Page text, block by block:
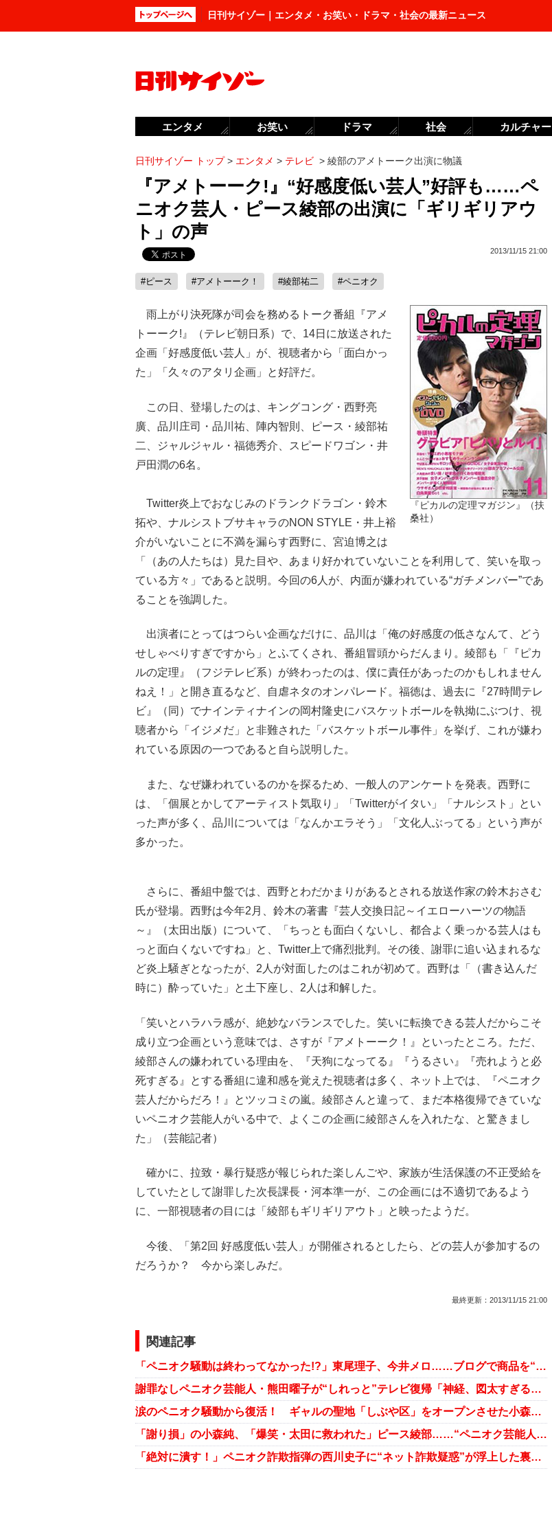
日刊サイゾー｜エンタメ・お笑い・ドラマ・社会の最新ニュース
日刊サイゾー トップ> エンタメ > テレビ > 綾部のアメトーーク出演に物議
『アメトーーク!』“好感度低い芸人”好評も……ペ
ニオク芸人・ピース綾部の出演に「ギリギリアウ
ト」の声
2013/11/15 21:00
#ピース #アメトーーク！ #綾部祐二 #ペニオク
『ピカルの定理マガジン』（扶
桑社）
雨上がり決死隊が司会を務めるトーク番組『アメ
トーーク!』（テレビ朝日系）で、14日に放送された
企画「好感度低い芸人」が、視聴者から「面白かっ
た」「久々のアタリ企画」と好評だ。
この日、登場したのは、キングコング・西野亮
廣、品川庄司・品川祐、陣内智則、ピース・綾部祐
二、ジャルジャル・福徳秀介、スピードワゴン・井
戸田潤の6名。
Twitter炎上でおなじみのドランクドラゴン・鈴木
拓や、ナルシストブサキャラのNON STYLE・井上裕
介がいないことに不満を漏らす西野に、宮迫博之は
「（あの人たちは）見た目や、あまり好かれていないことを利用して、笑いを取っ
ている方々」であると説明。今回の6人が、内面が嫌われている“ガチメンバー”であ
ることを強調した。
出演者にとってはつらい企画なだけに、品川は「俺の好感度の低さなんて、どう
せしゃべりすぎですから」とふてくされ、番組冒頭からだんまり。綾部も「『ピカ
ルの定理』（フジテレビ系）が終わったのは、僕に責任があったのかもしれません
ねえ！」と開き直るなど、自虐ネタのオンパレード。福徳は、過去に『27時間テレ
ビ』（同）でナインティナインの岡村隆史にバスケットボールを執拗にぶつけ、視
聴者から「イジメだ」と非難された「バスケットボール事件」を挙げ、これが嫌わ
れている原因の一つであると自ら説明した。
また、なぜ嫌われているのかを探るため、一般人のアンケートを発表。西野に
は、「個展とかしてアーティスト気取り」「Twitterがイタい」「ナルシスト」とい
った声が多く、品川については「なんかエラそう」「文化人ぶってる」という声が
多かった。
さらに、番組中盤では、西野とわだかまりがあるとされる放送作家の鈴木おさむ
氏が登場。西野は今年2月、鈴木の著書『芸人交換日記～イエローハーツの物語
～』（太田出版）について、「ちっとも面白くないし、都合よく乗っかる芸人はも
っと面白くないですね」と、Twitter上で痛烈批判。その後、謝罪に追い込まれるな
ど炎上騒ぎとなったが、2人が対面したのはこれが初めて。西野は「（書き込んだ
時に）酔っていた」と土下座し、2人は和解した。
「笑いとハラハラ感が、絶妙なバランスでした。笑いに転換できる芸人だからこそ
成り立つ企画という意味では、さすが『アメトーーク！』といったところ。ただ、
綾部さんの嫌われている理由を、『天狗になってる』『うるさい』『売れようと必
死すぎる』とする番組に違和感を覚えた視聴者は多く、ネット上では、『ペニオク
芸人だからだろ！』とツッコミの嵐。綾部さんと違って、まだ本格復帰できていな
いペニオク芸能人がいる中で、よくこの企画に綾部さんを入れたな、と驚きまし
た」（芸能記者）
確かに、拉致・暴行疑惑が報じられた楽しんごや、家族が生活保護の不正受給を
していたとして謝罪した次長課長・河本準一が、この企画には不適切であるよう
に、一部視聴者の目には「綾部もギリギリアウト」と映ったようだ。
今後、「第2回 好感度低い芸人」が開催されるとしたら、どの芸人が参加するの
だろうか？ 今から楽しみだ。
最終更新： 2013/11/15 21:00
関連記事
「ペニオク騒動は終わってなかった!?」東尾理子、今井メロ……ブログで商品を“ステマ”し続ける芸能人たち
謝罪なしペニオク芸能人・熊田曜子が“しれっと”テレビ復帰「神経、図太すぎる」の声
涙のペニオク騒動から復活！ ギャルの聖地「しぶや区」をオープンさせた小森純の“したたかさ”
「謝り損」の小森純、「爆笑・太田に救われた」ピース綾部……“ペニオク芸能人”明暗のナゼ
「絶対に潰す！」ペニオク詐欺指弾の西川史子に“ネット詐欺疑惑”が浮上した裏事情
エンタメ お笑い ドラマ 社会 カルチャー